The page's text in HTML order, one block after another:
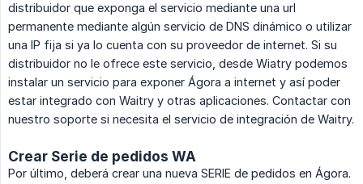
distribuidor que exponga el servicio mediante una url
permanente mediante algún servicio de DNS dinámico o utilizar
una IP fija si ya lo cuenta con su proveedor de internet. Si su
distribuidor no le ofrece este servicio, desde Wiatry podemos
instalar un servicio para exponer Ágora a internet y así poder
estar integrado con Waitry y otras aplicaciones. Contactar con
nuestro soporte si necesita el servicio de integración de Waitry.
Crear Serie de pedidos WA
Por último, deberá crear una nueva SERIE de pedidos en Ágora.